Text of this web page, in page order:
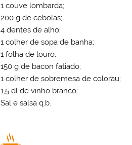
1 couve lombarda;
200 g de cebolas;
4 dentes de alho;
1 colher de sopa de banha;
1 folha de louro;
150 g de bacon fatiado;
1 colher de sobremesa de colorau;
1,5 dl de vinho branco;
Sal e salsa q.b.